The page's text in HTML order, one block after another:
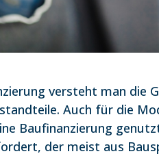
versteht man die
Auch für die
Baufinanzierung
der meist aus